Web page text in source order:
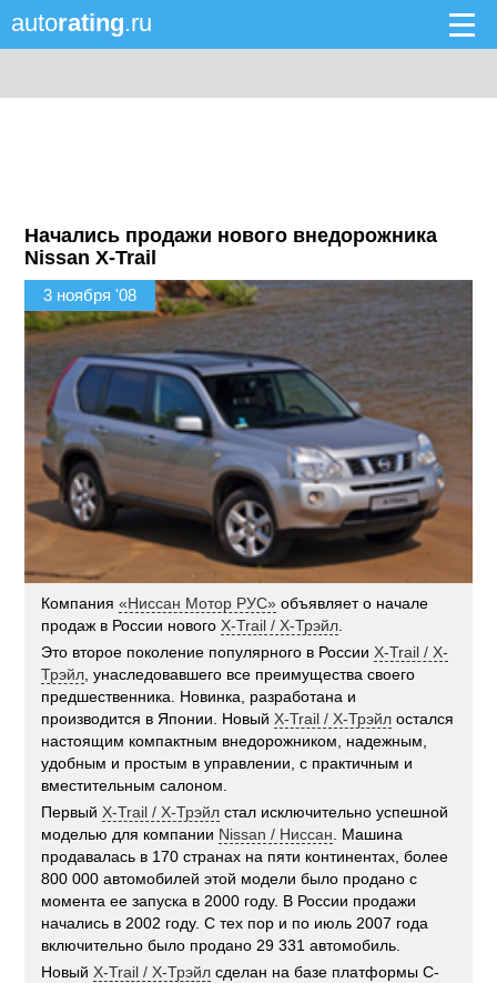
autorating.ru
Начались продажи нового внедорожника
Nissan X-Trail
3 ноября '08
Компания«Ниссан Мотор РУС» объявляет о начале
продаж в России нового X-Trail / Х-Трэйл
Это второе поколение популярного в России X-Trail / Х-
Трэйл , унаследовавшего все преимущества своего
предшественника. Новинка, разработана и
производится в Японии. Новый X-Trail / Х-Трэйл остался
настоящим компактным внедорожником, надежным,
удобным и простым в управлении, с практичным и
вместительным салоном.
Первый X-Trail / Х-Трэйл стал исключительно успешной
моделью для компании Nissan / Ниссан . Машина
продавалась в 170 странах на пяти континентах, более
800 000 автомобилей этой модели было продано с
момента ее запуска в 2000 году. В России продажи
начались в 2002 году. С тех пор и по июль 2007 года
включительно было продано 29 331 автомобиль.
Новый X-Trail / Х-Трэйл сделан на базе платформы C-